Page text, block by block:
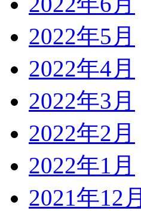
2022年5月
2022年4月
2022年3月
2022年2月
2022年1月
2021年12月